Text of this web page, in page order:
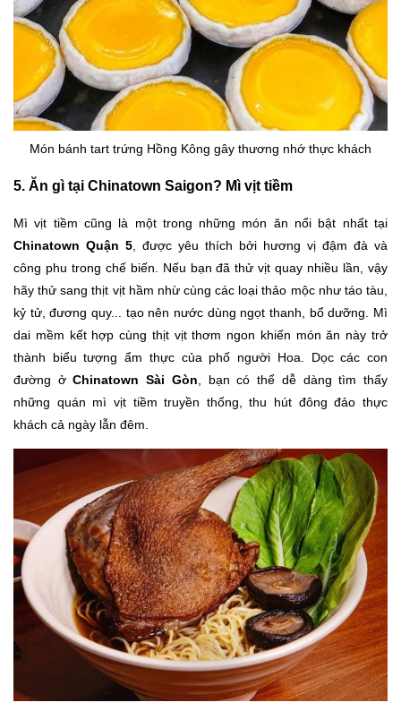
Món bánh tart trứng Hồng Kông gây thương nhớ thực khách
5. Ăn gì tại Chinatown Saigon? Mì vịt tiềm
Mì vịt tiềm cũng là một trong những món ăn nổi bật nhất tại
Chinatown Quận 5 , được yêu thích bởi hương vị đậm đà và
công phu trong chế biến. Nếu bạn đã thử vịt quay nhiều lần, vậy
hãy thử sang thịt vịt hầm nhừ cùng các loại thảo mộc như táo tàu,
kỷ tử, đương quy... tạo nên nước dùng ngọt thanh, bổ dưỡng. Mì
dai mềm kết hợp cùng thịt vịt thơm ngon khiến món ăn này trở
thành biểu tượng ẩm thực của phố người Hoa. Dọc các con
đường ởChinatown Sài Gòn , bạn có thể dễ dàng tìm thấy
những quán mì vịt tiềm truyền thống, thu hút đông đảo thực
khách cả ngày lẫn đêm.